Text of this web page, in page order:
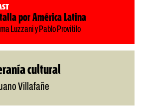
por América Latina
Luzzani y Pablo Provitilo
cultural
Villafañe